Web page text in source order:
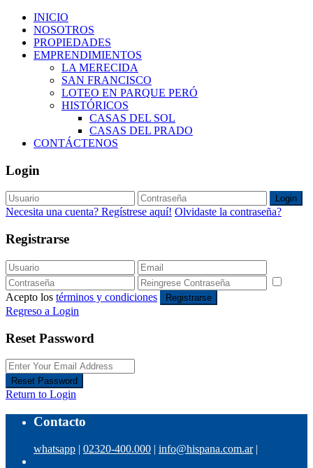
INICIO
NOSOTROS
PROPIEDADES
EMPRENDIMIENTOS
LA MERECIDA
SAN FRANCISCO
LOTEO EN PARQUE PERÓ
HISTÓRICOS
CASAS DEL SOL
CASAS DEL PRADO
CONTÁCTENOS
Login
Login
Necesita una cuenta? Regístrese aquí! Olvidaste la contraseña?
Registrarse
Acepto los términos y condiciones Registrarse
Regreso a Login
Reset Password
Reset Password
Return to Login
Contacto
whatsapp | 02320-400.000 | info@hispana.com.ar|